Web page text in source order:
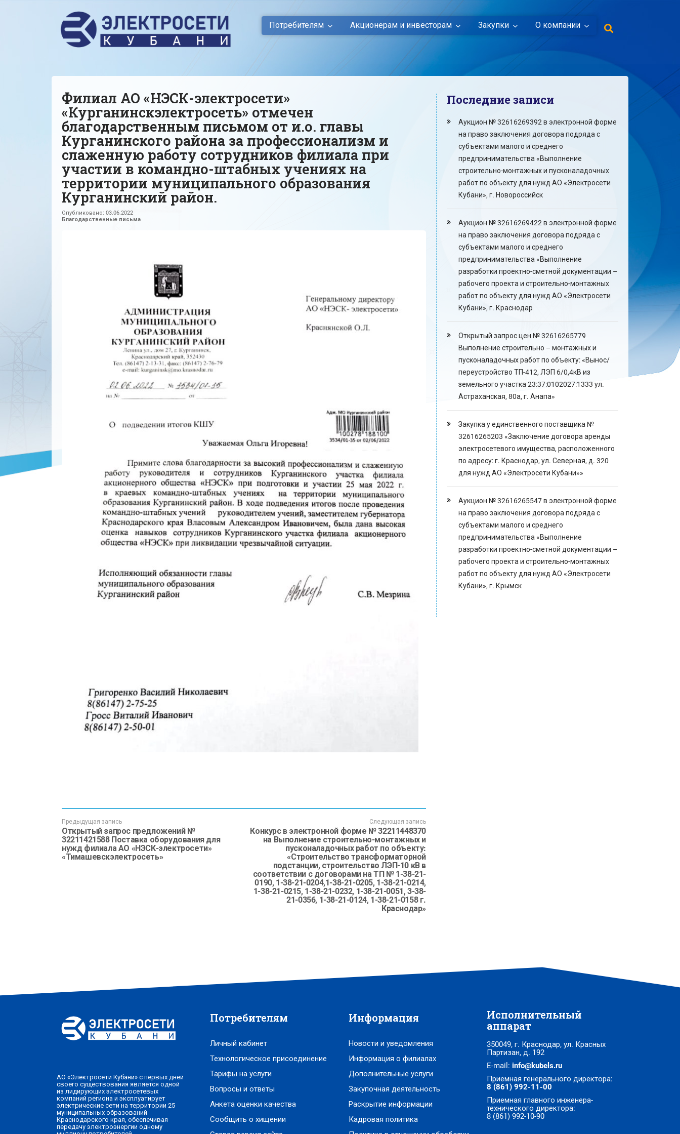
Потребителям Акционерам и инвесторам Закупки О компании
Филиал АО «НЭСК-электросети»
«Курганинскэлектросеть» отмечен
благодарственным письмом от и.о. главы
Курганинского района за профессионализм и
слаженную работу сотрудников филиала при
участии в командно-штабных учениях на
территории муниципального образования
Курганинский район.
Опубликовано: 03.06.2022
Благодарственные письма
Предыдущая запись
Открытый запрос предложений №
32211421588 Поставка оборудования для
нужд филиала АО «НЭСК-электросети»
«Тимашевскэлектросеть»
Следующая запись
Конкурс в электронной форме № 32211448370
на Выполнение строительно-монтажных и
пусконаладочных работ по объекту:
«Строительство трансформаторной
подстанции, строительство ЛЭП-10 кВ в
соответствии с договорами на ТП № 1-38-21-
0190, 1-38-21-0204,1-38-21-0205, 1-38-21-0214,
1-38-21-0215, 1-38-21-0232, 1-38-21-0051, 3-38-
21-0356, 1-38-21-0124, 1-38-21-0158 г.
Краснодар»
Последние записи
Аукцион № 32616269392 в электронной форме
на право заключения договора подряда с
субъектами малого и среднего
предпринимательства «Выполнение
строительно-монтажных и пусконаладочных
работ по объекту для нужд АО «Электросети
Кубани», г. Новороссийск
Аукцион № 32616269422 в электронной форме
на право заключения договора подряда с
субъектами малого и среднего
предпринимательства «Выполнение
разработки проектно-сметной документации –
рабочего проекта и строительно-монтажных
работ по объекту для нужд АО «Электросети
Кубани», г. Краснодар
Открытый запрос цен № 32616265779
Выполнение строительно – монтажных и
пусконаладочных работ по объекту: «Вынос/
переустройство ТП-412, ЛЭП 6/0,4кВ из
земельного участка 23:37:0102027:1333 ул.
Астраханская, 80а, г. Анапа»
Закупка у единственного поставщика №
32616265203 «Заключение договора аренды
электросетевого имущества, расположенного
по адресу: г. Краснодар, ул. Северная, д. 320
для нужд АО «Электросети Кубани»»
Аукцион № 32616265547 в электронной форме
на право заключения договора подряда с
субъектами малого и среднего
предпринимательства «Выполнение
разработки проектно-сметной документации –
рабочего проекта и строительно-монтажных
работ по объекту для нужд АО «Электросети
Кубани», г. Крымск
АО «Электросети Кубани» с первых дней
своего существования является одной
из лидирующих электросетевых
компаний региона и эксплуатирует
электрические сети на территории 25
муниципальных образований
Краснодарского края, обеспечивая
передачу электроэнергии одному
Потребителям
Личный кабинет
Технологическое присоединение
Тарифы на услуги
Вопросы и ответы
Анкета оценки качества
Сообщить о хищении
Информация
Новости и уведомления
Информация о филиалах
Дополнительные услуги
Закупочная деятельность
Раскрытие информации
Кадровая политика
Исполнительный
аппарат
350049, г. Краснодар, ул. Красных
Партизан, д. 192
E-mail:info@kubels.ru
Приемная генерального директора:
8 (861) 992-11-00
Приемная главного инженера-
технического директора:
8 (861) 992-10-90